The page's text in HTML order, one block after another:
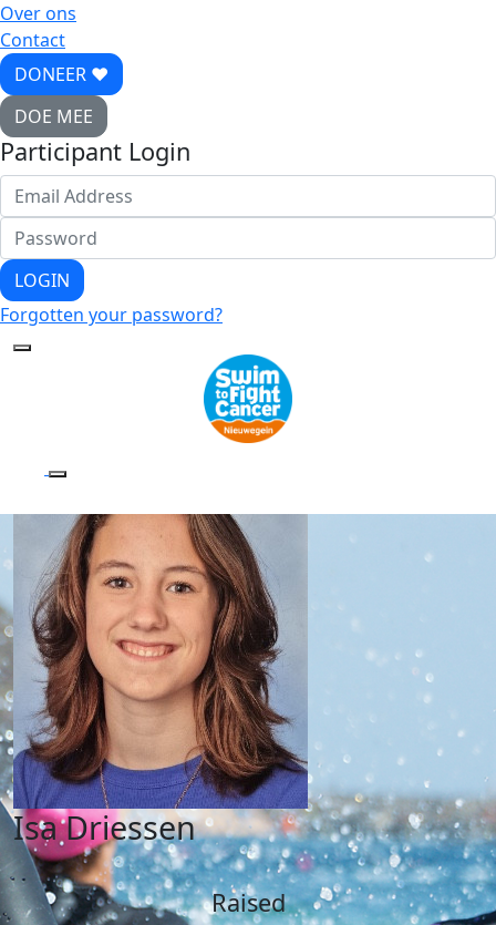
Over ons
Contact
DONEER ♥
DOE MEE
Participant Login
LOGIN
Forgotten your password?
Isa Driessen
Raised